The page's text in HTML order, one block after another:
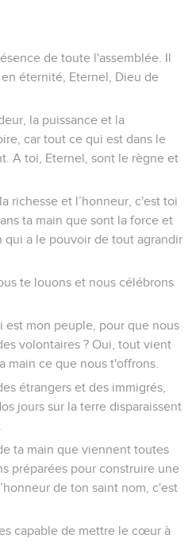
de toute l'assemblée. Il
éternité, Eternel, Dieu de
la puissance et la
car tout ce qui est dans le
A toi, Eternel, sont le règne et
richesse et l’honneur, c'est toi
ta main que sont la force et
qui a le pouvoir de tout agrandir
te louons et nous célébrons
est mon peuple, pour que nous
volontaires ? Oui, tout vient
main ce que nous t'offrons.
étrangers et des immigrés,
jours sur la terre disparaissent
ta main que viennent toutes
préparées pour construire une
de ton saint nom, c'est
capable de mettre le cœur à